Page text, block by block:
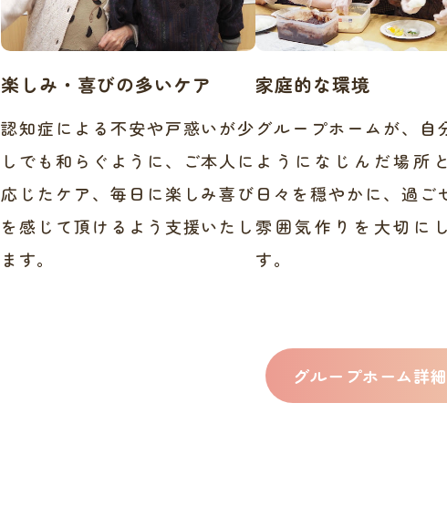
楽しみ・喜びの多いケア
認知症による不安や戸惑いが少
しでも和らぐように、ご本人に
応じたケア、毎日に楽しみ喜び
を感じて頂けるよう支援いたし
ます。
家庭的な環境
グループホームが、自
ようになじんだ場所
日々を穏やかに、過ご
雰囲気作りを大切に
す。
グループホーム詳細